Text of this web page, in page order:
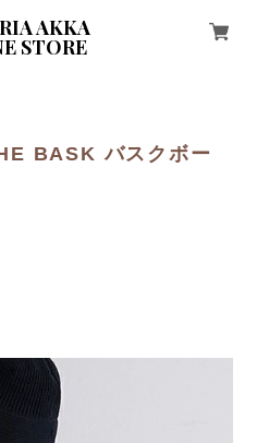
AKKA
STORE
BASK バスクボー